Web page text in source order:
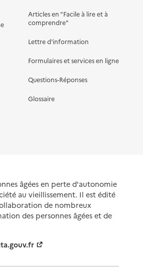
Articles en "Facile à lire et à
comprendre"
Lettre d'information
Formulaires et services en ligne
Questions-Réponses
Glossaire
âgées en perte d'autonomie
au vieillissement. Il est édité
de nombreux
des personnes âgées et de